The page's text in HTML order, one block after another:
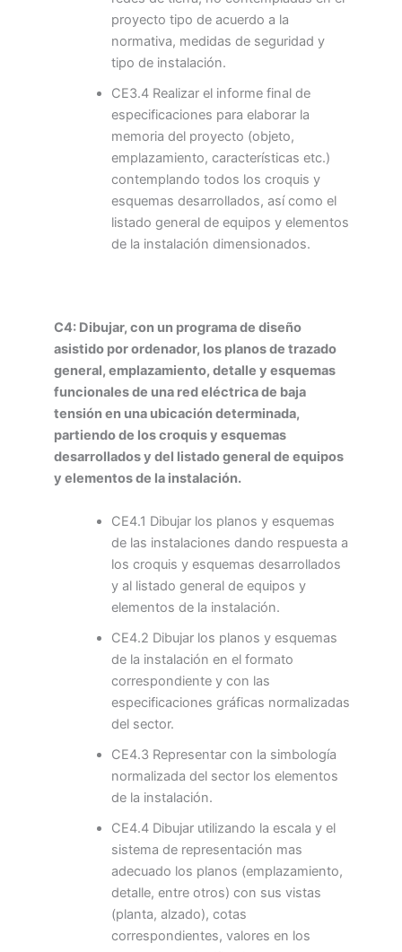
proyecto tipo de acuerdo a la
normativa, medidas de seguridad y
tipo de instalación.
CE3.4 Realizar el informe final de
especificaciones para elaborar la
memoria del proyecto (objeto,
emplazamiento, características etc.)
contemplando todos los croquis y
esquemas desarrollados, así como el
listado general de equipos y elementos
de la instalación dimensionados.
C4: Dibujar, con un programa de diseño
asistido por ordenador, los planos de trazado
general, emplazamiento, detalle y esquemas
funcionales de una red eléctrica de baja
tensión en una ubicación determinada,
partiendo de los croquis y esquemas
desarrollados y del listado general de equipos
y elementos de la instalación.
CE4.1 Dibujar los planos y esquemas
de las instalaciones dando respuesta a
los croquis y esquemas desarrollados
y al listado general de equipos y
elementos de la instalación.
CE4.2 Dibujar los planos y esquemas
de la instalación en el formato
correspondiente y con las
especificaciones gráficas normalizadas
del sector.
CE4.3 Representar con la simbología
normalizada del sector los elementos
de la instalación.
CE4.4 Dibujar utilizando la escala y el
sistema de representación mas
adecuado los planos (emplazamiento,
detalle, entre otros) con sus vistas
(planta, alzado), cotas
correspondientes, valores en los